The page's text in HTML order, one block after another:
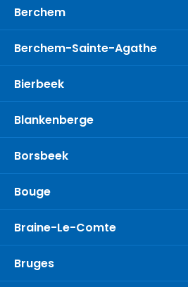
Berchem
Berchem-Sainte-Agathe
Bierbeek
Blankenberge
Borsbeek
Bouge
Braine-Le-Comte
Bruges